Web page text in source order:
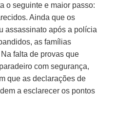
o seguinte e maior passo:
Ainda que os
assassinato após a polícia
as famílias
Na falta de provas que
com segurança,
que as declarações de
a esclarecer os pontos